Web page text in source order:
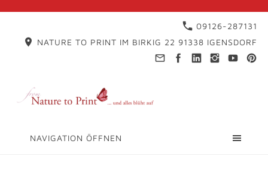
09126-287131
NATURE TO PRINT IM BIRKIG 22 91338 IGENSDORF
NAVIGATION ÖFFNEN